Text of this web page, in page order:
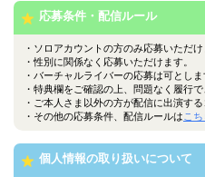
25 66000
26 72000 好きな動物を
27 78000 好きな飲み
84000
自分の一番
29
リクエストが
応募条件・配信ルール
・ソロアカウントの方のみ応募いただけ
・性別に関係なく応募いただけます。
・バーチャルライバーの応募は可としま
・特典欄をご確認の上、問題なく履行
・ご本人さま以外の方が配信に出演す
・その他の応募条件、配信ルールはこち
個人情報の取り扱いについて